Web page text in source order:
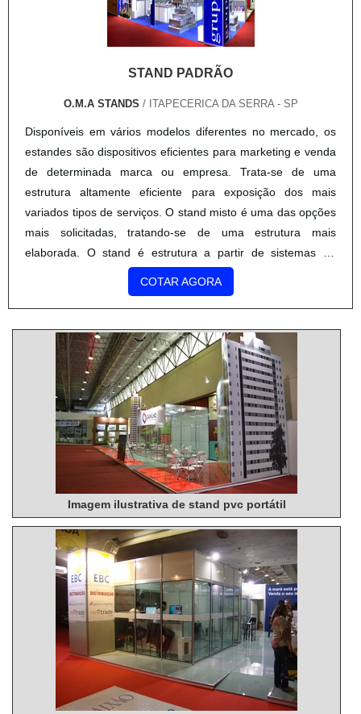
Considerando que se trata de um stand mais elaborado do
que o stand padrão e seus valores, é possível afirmar que
se trata de um investimento vantajoso para empresas que
desejam investir em marketing em eventos
montagem de stand misto A equipe da O.M.A. Stands atua
no mercado há mais de 15 anos com eficiência, por isso a
empresa garante serviços e produtos com alto padrão de
qualidade e que corresponde as expectativas do cliente. A
O.M.A. Stands oferece as melhores soluções em estandes.
STAND PADRÃO
O.M.A STANDS / ITAPECERICA DA SERRA - SP
Disponíveis em vários modelos diferentes no mercado, os
estandes são dispositivos eficientes para marketing e venda
de determinada marca ou empresa. Trata-se de uma
estrutura altamente eficiente para exposição dos mais
variados tipos de serviços. O stand misto é uma das opções
mais solicitadas, tratando-se de uma estrutura mais
elaborada. O stand é estrutura a partir de sistemas de
modulação octanorm, que são feitos de tubos de alumínio,
como sugere seu nome, com oito lados, sendo estruturado
com montantes e travessas. Características relevantes do
uso de stand padrão Capacidade de acomodação para
alguns móveis; Testeira retroiluminada; Aplicação de
adesivos conforme a identidade visual da empresa;
Combinação com outros materiais como madeira pintada,
forros, vidros, peças em acrílico, serralheria; Entre
outros.Entre as vantagens na utilização desse tipo de stand
está em seu custo-benefício. Considerando que se trata de
um stand mais elaborado do que o stand e seus valores, é
possível afirmar que se trata de um investimento vantajoso
para empresas que desejam investir em marketing em
eventos corporativos.Empresa trabalha com equipe
experiente na montagem de stand padrãoA equipe da
O.M.A. Stands atua no mercado há mais de 15 anos com
eficiência, por isso a empresa garante serviços e produtos
com alto padrão de qualidade e que corresponde as
expectativas do cliente. A O.M.A. Stands oferece as
melhores soluções em estandes.
COTAR AGORA
Imagem ilustrativa de stand pvc portátil